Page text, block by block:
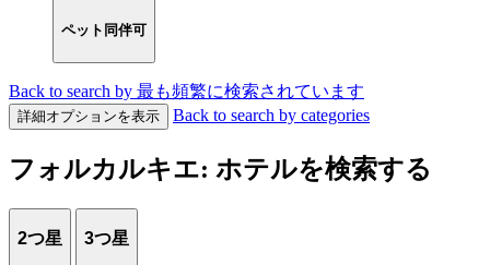
ペット同伴可
Back to search by 最も頻繁に検索されています
詳細オプションを表示 Back to search by categories
フォルカルキエ: ホテルを検索する
2つ星 3つ星